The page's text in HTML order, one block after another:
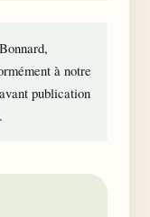
à notre
publication